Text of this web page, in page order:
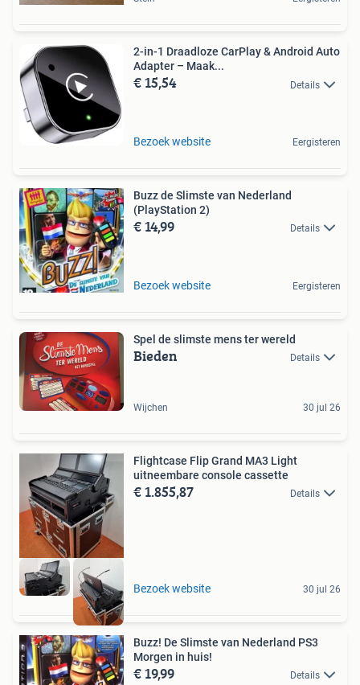
2-in-1 Draadloze CarPlay & Android Auto
Adapter – Maak...
€ 15,54 Details
Bezoek website Eergisteren
Buzz de Slimste van Nederland
(PlayStation 2)
€ 14,99 Details
Bezoek website Eergisteren
Spel de slimste mens ter wereld
Bieden Details
Wijchen 30 jul 26
Flightcase Flip Grand MA3 Light
uitneembare console cassette
€ 1.855,87 Details
Bezoek website 30 jul 26
Buzz! De Slimste van Nederland PS3
Morgen in huis!
€ 19,99 Details